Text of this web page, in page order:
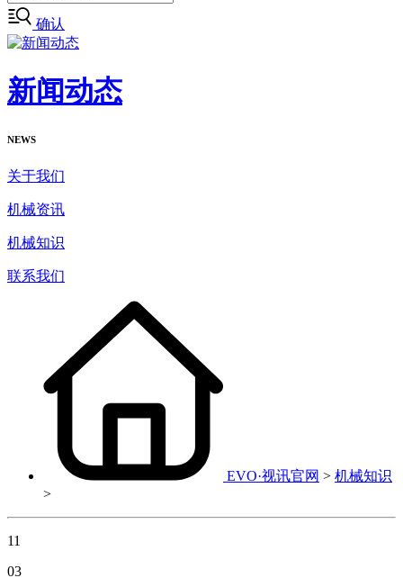
确认
新闻动态
NEWS
关于我们
机械资讯
机械知识
联系我们
EVO·视讯官网 > 机械知识
>
11
03